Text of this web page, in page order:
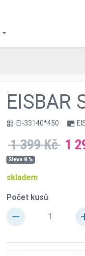
EISBAR
qr_code EI-33140*450 branding_watermark
1 399 Kč 1
Sleva 8 %
skladem
Počet kusů
remove